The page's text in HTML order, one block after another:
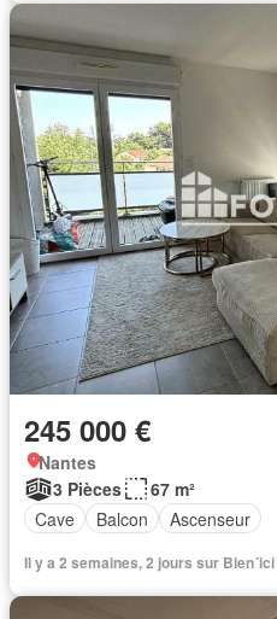
245 000 €
Nantes
3 Pièces
67 m²
Cave
Balcon Ascenseur
Il y a 2 semaines, 2 jours sur Bien´ici